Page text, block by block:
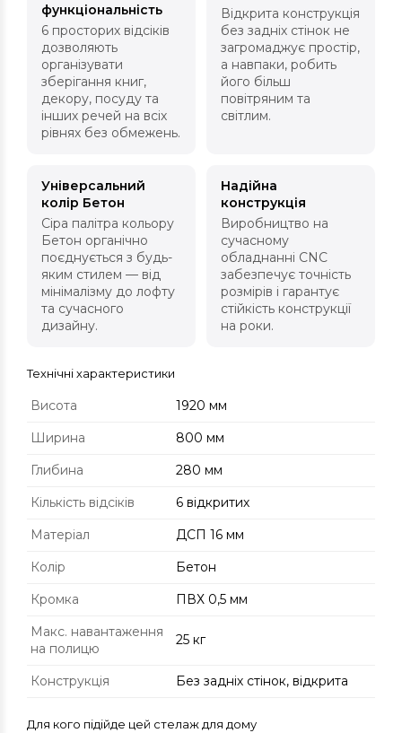
функціональність
6 просторих відсіків
дозволяють
організувати
зберігання книг,
декору, посуду та
інших речей на всіх
рівнях без обмежень.
Відкрита конструкція
без задніх стінок не
загромаджує простір,
а навпаки, робить
його більш
повітряним та
світлим.
Універсальний
колір Бетон
Сіра палітра кольору
Бетон органічно
поєднується з будь-
яким стилем — від
мінімалізму до лофту
та сучасного
дизайну.
Надійна
конструкція
Виробництво на
сучасному
обладнанні CNC
забезпечує точність
розмірів і гарантує
стійкість конструкції
на роки.
Технічні характеристики
Висота
1920 мм
Ширина
800 мм
Глибина
280 мм
Кількість відсіків
6 відкритих
Матеріал
ДСП 16 мм
Колір
Бетон
Кромка
ПВХ 0,5 мм
Макс. навантаження
на полицю
25 кг
Конструкція Без задніх стінок, відкрита
Для кого підійде цей стелаж для дому